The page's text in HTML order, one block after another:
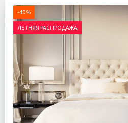
-40%
ЛЕТНЯЯ РАСПРОДАЖА